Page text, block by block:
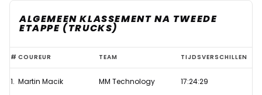
ALGEMEEN KLASSEMENT NA TWEEDE
ETAPPE (TRUCKS)
'Pechmarathon'
Van
den
# COUREUR TEAM TIJDSVERSCHILLEN
1. Martin Macik MM Technology 17:24:29